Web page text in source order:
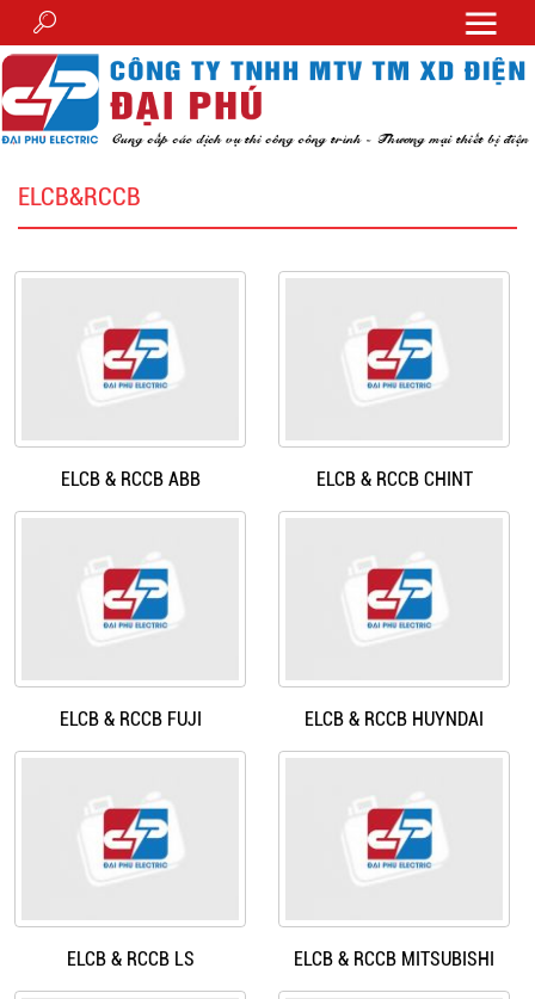
ELCB&RCCB
ELCB & RCCB ABB ELCB & RCCB CHINT
ELCB & RCCB FUJI ELCB & RCCB HUYNDAI
ELCB & RCCB LS ELCB & RCCB MITSUBISHI